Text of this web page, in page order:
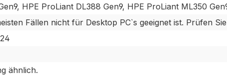
HPE ProLiant DL388 Gen9, HPE ProLiant ML350
Fällen nicht für Desktop PC`s geeignet ist. Prüfen
ähnlich.